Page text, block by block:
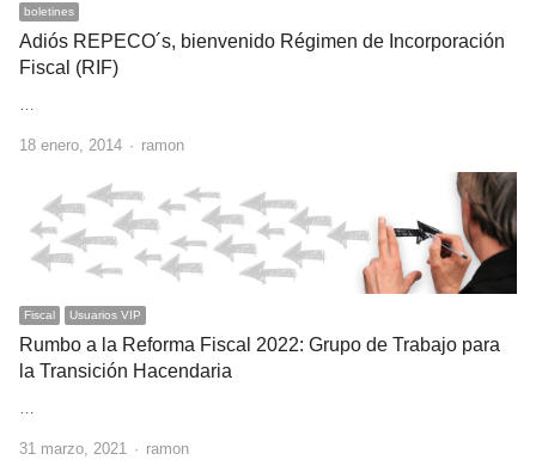
boletines
Adiós REPECO´s, bienvenido Régimen de Incorporación
Fiscal (RIF)
…
18 enero, 2014 Author
ramon
Fiscal Usuarios VIP
Rumbo a la Reforma Fiscal 2022: Grupo de Trabajo para
la Transición Hacendaria
31 marzo, 2021 Author
ramon